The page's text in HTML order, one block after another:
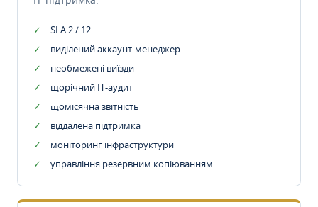
SLA 2 / 12
виділений аккаунт-менеджер
необмежені виїзди
щорічний IT-аудит
щомісячна звітність
віддалена підтримка
моніторинг інфраструктури
управління резервним копіюванням